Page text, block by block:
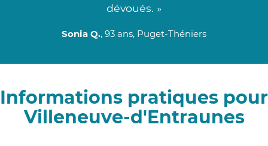
dévoués. »
Sonia Q., 93 ans, Puget-Théniers
Informations pratiques pour
Villeneuve-d'Entraunes